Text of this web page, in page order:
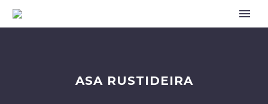
ASA RUSTIDEIRA